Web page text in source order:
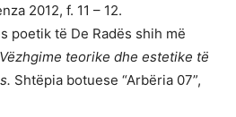
2012, f. 11 – 12.
poetik të De Radës shih më
Vëzhgime teorike dhe estetike të
Shtëpia botuese “Arbëria 07”,